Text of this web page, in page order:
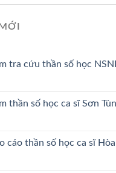
tra cứu thần số học
thần số học ca sĩ Sơn
cáo thần số học ca sĩ